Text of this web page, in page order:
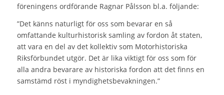
föreningens ordförande Ragnar Pålsson bl.a. följande:
”Det känns naturligt för oss som bevarar en så
omfattande kulturhistorisk samling av fordon åt staten,
att vara en del av det kollektiv som Motorhistoriska
Riksförbundet utgör. Det är lika viktigt för oss som för
alla andra bevarare av historiska fordon att det finns en
samstämd röst i myndighetsbevakningen.”